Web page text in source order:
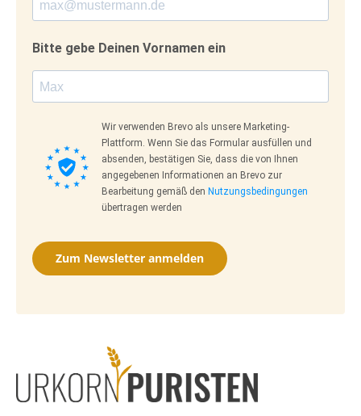
Bitte gebe Deinen Vornamen ein
Wir verwenden Brevo als unsere Marketing-
Plattform. Wenn Sie das Formular ausfüllen und
absenden, bestätigen Sie, dass die von Ihnen
angegebenen Informationen an Brevo zur
Bearbeitung gemäß den Nutzungsbedingungen
übertragen werden
Zum Newsletter anmelden